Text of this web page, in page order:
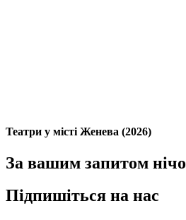
Театри у місті Женева (2026)
За вашим запитом
Підпишіться на нас